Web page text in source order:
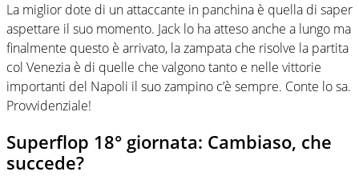
La miglior dote di un attaccante in panchina è quella di saper
aspettare il suo momento. Jack lo ha atteso anche a lungo ma
finalmente questo è arrivato, la zampata che risolve la partita
col Venezia è di quelle che valgono tanto e nelle vittorie
importanti del Napoli il suo zampino c’è sempre. Conte lo sa.
Provvidenziale!
Superflop 18° giornata: Cambiaso, che
succede?